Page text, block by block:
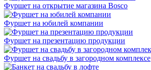
Фуршет на открытие магазина Bosco
Фуршет на юбилей компании
Фуршет на презентацию продукции
Фуршет на свадьбу в загородном комплексе